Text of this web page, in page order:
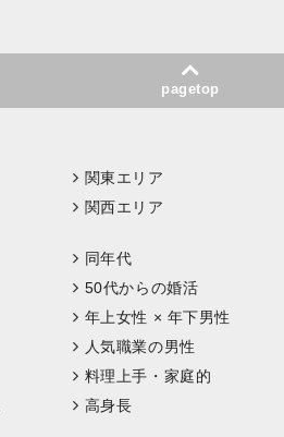
pagetop
関東エリア
関西エリア
同年代
50代からの婚活
年上女性 × 年下男性
人気職業の男性
料理上手・家庭的
高身長